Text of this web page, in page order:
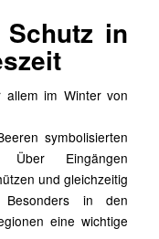
in
allem im Winter von
symbolisierten
Über Eingängen
und gleichzeitig
in den
eine wichtige